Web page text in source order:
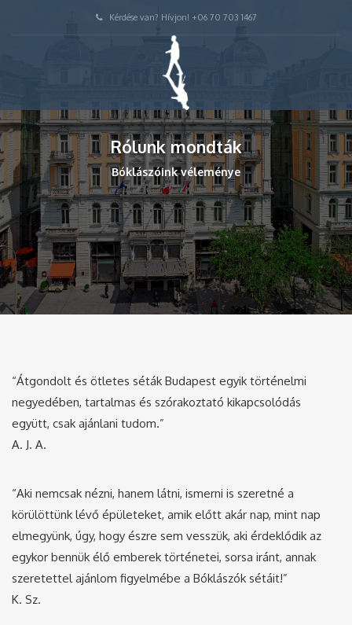
Kérdése van? Hívjon! +06 70 703 1467
Rólunk mondták
Bóklászóink véleménye
“Átgondolt és ötletes séták Budapest egyik történelmi
negyedében, tartalmas és szórakoztató kikapcsolódás
együtt, csak ajánlani tudom.”
A. J. A.
“Aki nemcsak nézni, hanem látni, ismerni is szeretné a
körülöttünk lévő épületeket, amik előtt akár nap, mint nap
elmegyünk, úgy, hogy észre sem vesszük, aki érdeklődik az
egykor bennük élő emberek történetei, sorsa iránt, annak
szeretettel ajánlom figyelmébe a Bóklászók sétáit!”
K. Sz.